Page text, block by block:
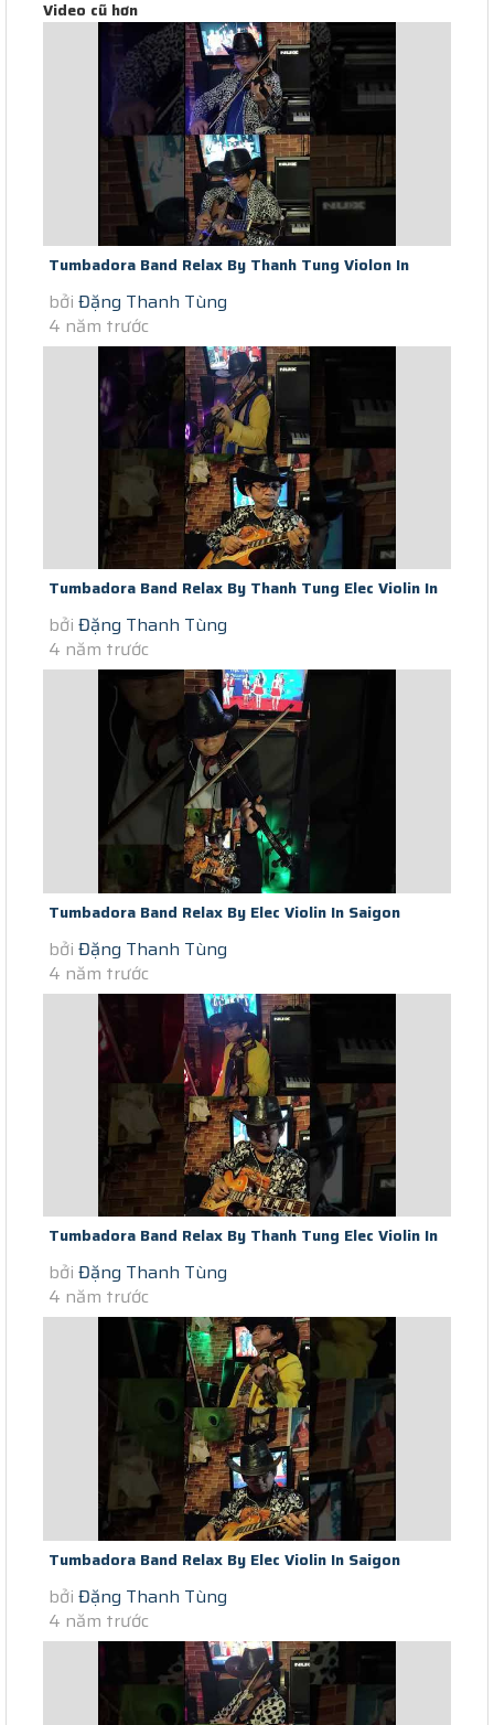
Video cũ hơn
Tumbadora Band Relax By Thanh Tung Violon In
Saigon Social Distance Paroles...
bởi Đặng Thanh Tùng
4 năm trước
Tumbadora Band Relax By Thanh Tung Elec Violin In
Saigon Scocial Distance...
bởi Đặng Thanh Tùng
4 năm trước
Tumbadora Band Relax By Elec Violin In Saigon
Lockdown Make You Feel My...
bởi Đặng Thanh Tùng
4 năm trước
Tumbadora Band Relax By Thanh Tung Elec Violin In
Saigon Scocial Distance...
bởi Đặng Thanh Tùng
4 năm trước
Tumbadora Band Relax By Elec Violin In Saigon
Scocial Distance Mua Hong TCS...
bởi Đặng Thanh Tùng
4 năm trước